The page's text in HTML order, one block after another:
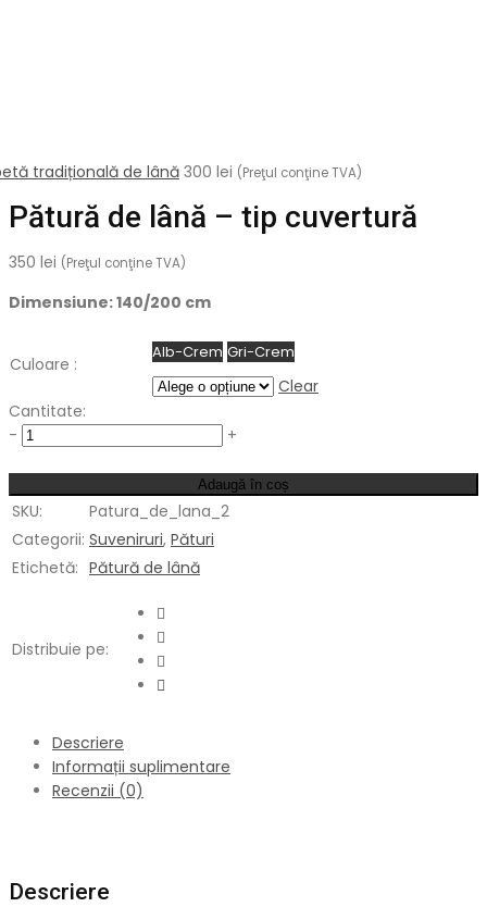
tradițională de lână 300 lei (Preţul conţine TVA)
Pătură de lână – tip cuvertură
350 lei (Preţul conţine TVA)
Dimensiune: 140/200 cm
Culoare :
Alb-Crem Gri-Crem
Clear
Cantitate:
- Cantitate +
Adaugă în coș
SKU:
Patura_de_lana_2
Categorii: Suveniruri, Pături
Etichetă: Pătură de lână
Distribuie pe:
Descriere
Informații suplimentare
Recenzii (0)
Descriere